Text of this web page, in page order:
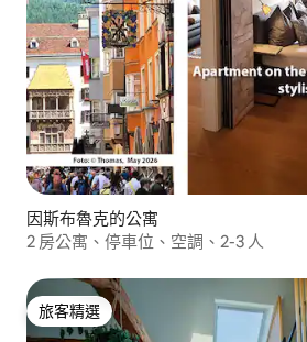
因斯布魯克的公寓
2 房公寓、停車位、空調、2-3 人
旅客精選
旅客精選